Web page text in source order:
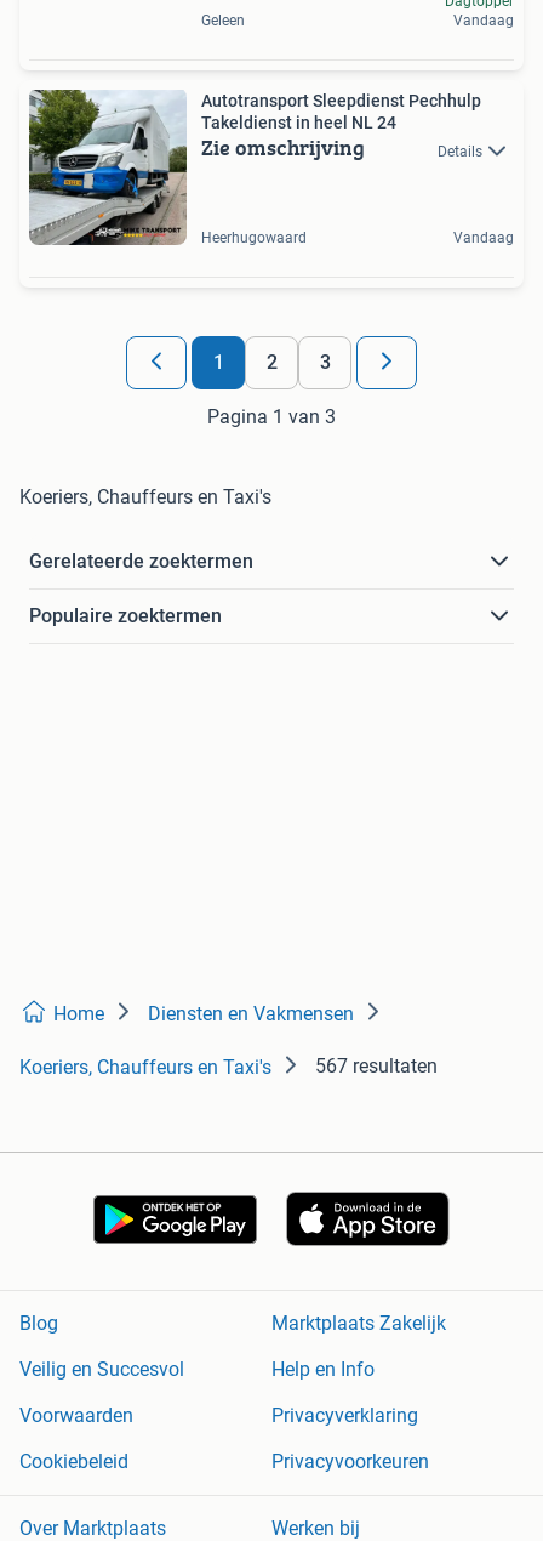
Geleen
Vandaag
Autotransport Sleepdienst Pechhulp
Takeldienst in heel NL 24
Zie omschrijving Details
Heerhugowaard Vandaag
1 2 3
Pagina 1 van 3
Koeriers, Chauffeurs en Taxi's
Gerelateerde zoektermen
Populaire zoektermen
Home Diensten en Vakmensen
Koeriers, Chauffeurs en Taxi's 567 resultaten
Blog
Marktplaats Zakelijk
Veilig en Succesvol
Help en Info
Voorwaarden
Privacyverklaring
Cookiebeleid
Privacyvoorkeuren
Over Marktplaats Werken bij